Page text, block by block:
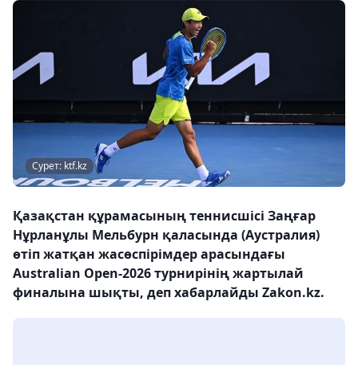
Сурет: ktf.kz
Қазақстан құрамасының теннисшісі Заңғар
Нұрланұлы Мельбурн қаласында (Аустралия)
өтіп жатқан жасөспірімдер арасындағы
Australian Open-2026 турнирінің жартылай
финалына шықты, деп хабарлайды Zakon.kz.